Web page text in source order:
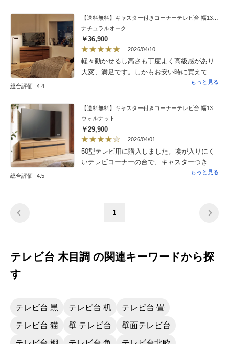
安心の日本製はやはり良いです。
総合評価 4.4
【送料無料】キャスター付きコーナーテレビ台 幅130高さ67.5cm ハイタイプ
ナチュラルオーク
￥36,900
2026/04/10
軽々動かせるし高さも丁度よく高級感があり
大変、満足です。しかもお安い時に買えて
もっと見る
総合評価 4.5
【送料無料】キャスター付きコーナーテレビ台 幅130高さ44cm ロータイプ
ウォルナット
￥29,900
2026/04/01
50型テレビ用に購入しました。埃が入りにく
いテレビコーナーの台で、キャスターつきの
物が欲しく、こちらにしました。裏面は棚の
で、コの字棚を入れて2段にし、ブルーレイ、
良いと思いますが、50型テレビだと少し低
もっと見る
1
テレビ台 木目調 の関連キーワードから探
す
テレビ台 黒 テレビ台 机 テレビ台 畳
テレビ台 猫 壁 テレビ台 壁面テレビ台